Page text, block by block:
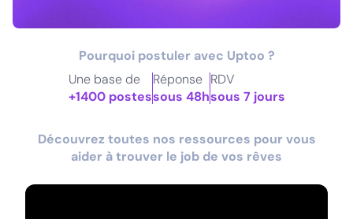
Pourquoi postuler avec Uptoo ?
Une base de
+1400 postes
Réponse
sous 48h
RDV
sous 7 jours
Découvrez toutes nos ressources pour vous
aider à trouver le job de vos rêves